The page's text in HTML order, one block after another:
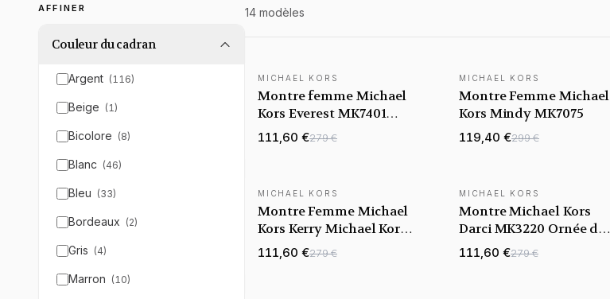
AFFINER
Couleur du cadran
Argent (116)
Beige (1)
Bicolore (8)
Blanc (46)
Bleu (33)
Bordeaux (2)
Gris (4)
Marron (10)
14 modèles
MICHAEL KORS
Montre femme Michael
Kors Everest MK7401
bracelet en acier
inoxydable doré
111,60 €279 €
MICHAEL KORS
Montre Femme Michael
Kors Mindy MK7075
119,40 €299 €
MICHAEL KORS
Montre Femme Michael
Kors Kerry Michael Kors
MK3481
111,60 €279 €
MICHAEL KORS
Montre Michael Kors
Darci MK3220 Ornée de
brillants bracelet acier
or rose
111,60 €279 €